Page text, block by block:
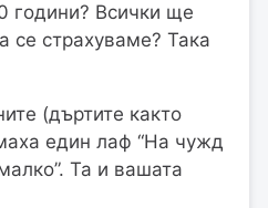
години? Всички ще
страхуваме? Така
(дъртите както
един лаф “На чужд
Та и вашата